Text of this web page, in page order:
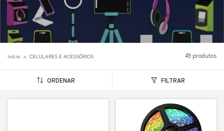
Início > CELULARES E ACESSÓRIOS 49 produtos
ORDENAR FILTRAR